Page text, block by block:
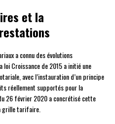
et la
a connu des évolutions
loi Croissance de 2015 a initié une
avec l’instauration d’un principe
réellement supportés pour la
26 février 2020 a concrétisé cette
grille tarifaire.